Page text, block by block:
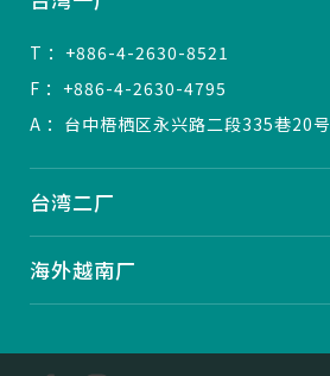
T ：+886-4-2630-8521
F ：+886-4-2630-4795
A ：台中梧栖区永兴路二段335巷20号
台湾二厂
海外越南厂